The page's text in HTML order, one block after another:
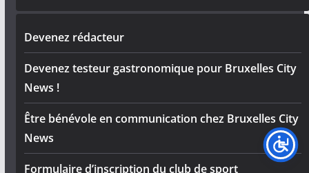
Devenez rédacteur
Devenez testeur gastronomique pour Bruxelles City
News !
Être bénévole en communication chez Bruxelles City
News
Formulaire d’inscription du club de sport